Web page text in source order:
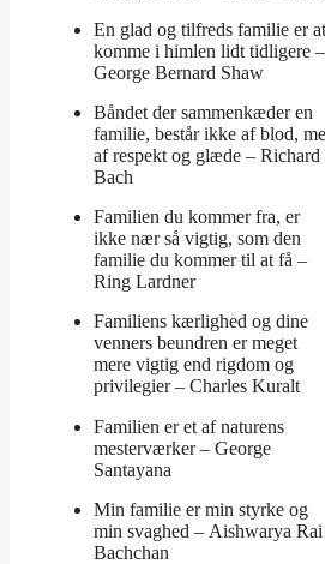
En glad og tilfreds familie er at
komme i himlen lidt tidligere –
George Bernard Shaw
Båndet der sammenkæder en
familie, består ikke af blod,
af respekt og glæde – Richard
Bach
Familien du kommer fra, er
ikke nær så vigtig, som den
familie du kommer til at få –
Ring Lardner
Familiens kærlighed og dine
venners beundren er meget
mere vigtig end rigdom og
privilegier – Charles Kuralt
Familien er et af naturens
mesterværker – George
Santayana
Min familie er min styrke og
min svaghed – Aishwarya Rai
Bachchan